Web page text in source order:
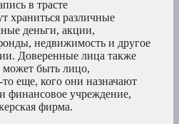
в трасте
храниться различные
деньги, акции,
недвижимость и другое
Доверенные лица также
может быть лицо,
еще, кого они назначают
финансовое учреждение,
фирма.